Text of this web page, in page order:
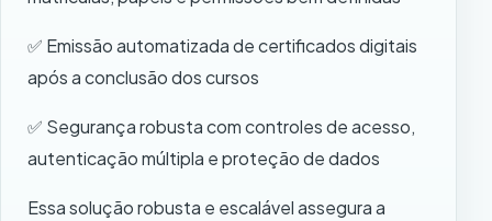
✅ Emissão automatizada de certificados digitais
após a conclusão dos cursos
✅ Segurança robusta com controles de acesso,
autenticação múltipla e proteção de dados
Essa solução robusta e escalável assegura a